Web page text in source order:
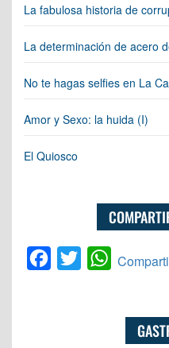
La fabulosa historia de
La determinación de acero
No te hagas selfies en La
Amor y Sexo: la huida (I)
El Quiosco
Facebook
Twitter WhatsApp